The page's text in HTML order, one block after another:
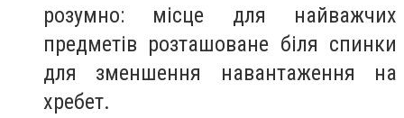
розумно: місце для найважчих
предметів розташоване біля спинки
для зменшення навантаження на
хребет.